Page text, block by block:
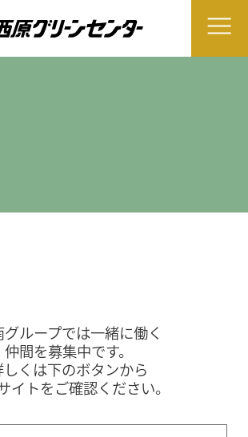
グループでは一緒に働く
仲間を募集中です。
しくは下のボタンから
イトをご確認ください。